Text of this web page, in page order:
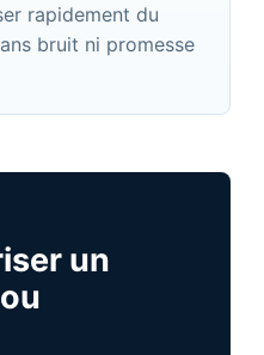
rapidement du
bruit ni promesse
un